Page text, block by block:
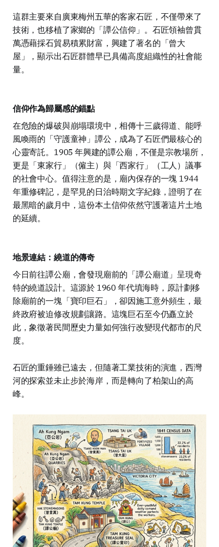
這群主要來自廣東梅州五華的客家石匠，不僅帶來了
技術，也移植了家鄉的「譚公信仰」。石匠領袖曾貫
萬憑藉採石貿易積累財富，興建了著名的「曾大
屋」，顯示出石匠群體早已具備高度組織性的社會能
量。
信仰作為歸屬感的錨點
在危險的爆破與崩塌環境中，相傳十三歲得道、能呼
風喚雨的「守護童神」譚公，成為了石匠們最核心的
心靈寄託。1905 年興建的譚公廟，不僅是宗教場所，
更是「東家行」（僱主）與「西家行」（工人）議事
的社會中心。值得注意的是，廟內保存的一塊 1944
年重修碑記，是罕見的日治時期文字紀錄，證明了在
最黑暗的歲月中，這份本土信仰依然守護著這片土地
的延續。
地景連結：繞道的傳奇
今日前往譚公廟，會發現廟前的「譚公廟道」呈現奇
特的繞道設計。這源於 1960 年代填海時，原計劃移
除廟前的一塊「寶印巨石」，卻因施工意外頻生，最
終政府被迫修改規劃讓路。這塊巨石至今仍矗立於
此，象徵著民間歷史力量如何強行改變現代都市的尺
度。
石匠的重錘雖已遠去，但隨著工業技術的演進，西灣
河的探索並未止步於海岸，而是轉向了柏架山的高
峰。